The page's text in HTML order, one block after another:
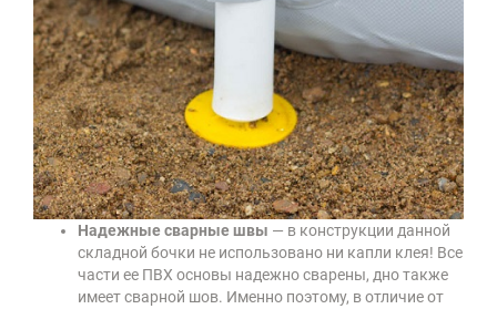
Надежные сварные швы — в конструкции данной
складной бочки не использовано ни капли клея! Все
части ее ПВХ основы надежно сварены, дно также
имеет сварной шов. Именно поэтому, в отличие от